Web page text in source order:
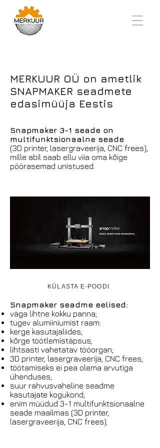
MERKUUR OÜ on ametlik
SNAPMAKER seadmete
edasimüüja Eestis
Snapmaker 3-1 seade on
multifunktsionaalne seade
(3D printer, lasergraveerija, CNC frees),
mille abil saab ellu viia oma kõige
pöörasemad unistused.
KÜLASTA E-POODI
Snapmaker seadme eelised:
väga lihtne kokku panna;
tugev alumiiniumist raam:
kerge kasutajaliides;
kõrge töötlemistäpsus;
lihtsasti vahetatav tööorgan;
3D printer, lasergraveerija, CNC frees;
töötamiseks ei pea olema arvutiga
ühenduses;
suur rahvusvaheline seadme
kasutajate kogukond;
enim müüdud 3-1 multifunktsionaalne
seade maailmas (3D printer,
lasergraveerija, CNC frees).